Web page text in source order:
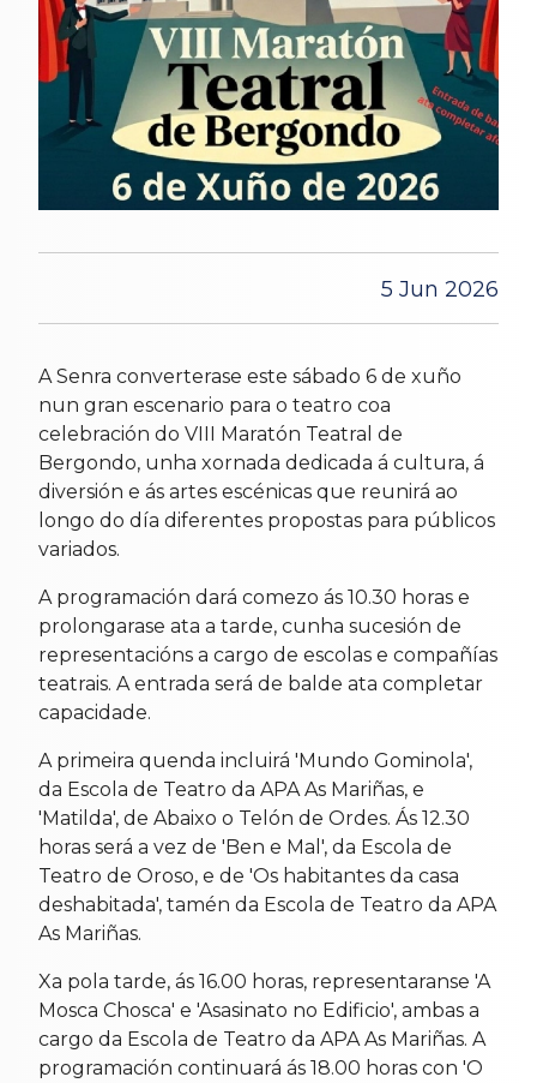
5 Jun 2026
A Senra converterase este sábado 6 de xuño
nun gran escenario para o teatro coa
celebración do VIII Maratón Teatral de
Bergondo, unha xornada dedicada á cultura, á
diversión e ás artes escénicas que reunirá ao
longo do día diferentes propostas para públicos
variados.
A programación dará comezo ás 10.30 horas e
prolongarase ata a tarde, cunha sucesión de
representacións a cargo de escolas e compañías
teatrais. A entrada será de balde ata completar
capacidade.
A primeira quenda incluirá 'Mundo Gominola',
da Escola de Teatro da APA As Mariñas, e
'Matilda', de Abaixo o Telón de Ordes. Ás 12.30
horas será a vez de 'Ben e Mal', da Escola de
Teatro de Oroso, e de 'Os habitantes da casa
deshabitada', tamén da Escola de Teatro da APA
As Mariñas.
Xa pola tarde, ás 16.00 horas, representaranse 'A
Mosca Chosca' e 'Asasinato no Edificio', ambas a
cargo da Escola de Teatro da APA As Mariñas. A
programación continuará ás 18.00 horas con 'O